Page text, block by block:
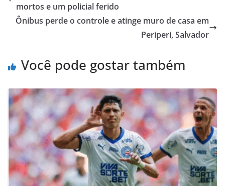
mortos e um policial ferido
Ônibus perde o controle e atinge muro de casa em
Periperi, Salvador
Você pode gostar também